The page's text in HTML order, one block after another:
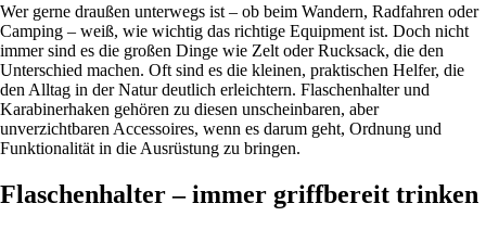
Wer gerne draußen unterwegs ist – ob beim Wandern, Radfahren oder
Camping – weiß, wie wichtig das richtige Equipment ist. Doch nicht
immer sind es die großen Dinge wie Zelt oder Rucksack, die den
Unterschied machen. Oft sind es die kleinen, praktischen Helfer, die
den Alltag in der Natur deutlich erleichtern. Flaschenhalter und
Karabinerhaken gehören zu diesen unscheinbaren, aber
unverzichtbaren Accessoires, wenn es darum geht, Ordnung und
Funktionalität in die Ausrüstung zu bringen.
Flaschenhalter – immer griffbereit trinken